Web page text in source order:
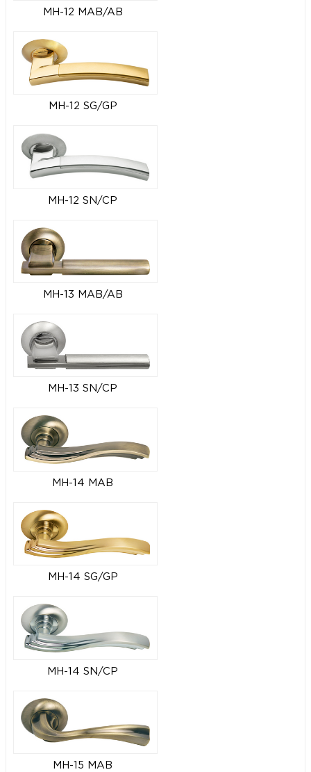
MH-12 MAB/AB
MH-12 SG/GP
MH-12 SN/CP
MH-13 MAB/AB
MH-13 SN/CP
MH-14 MAB
MH-14 SG/GP
MH-14 SN/CP
MH-15 MAB